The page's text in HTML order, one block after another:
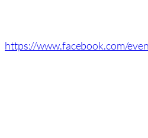
https://www.facebook.com/